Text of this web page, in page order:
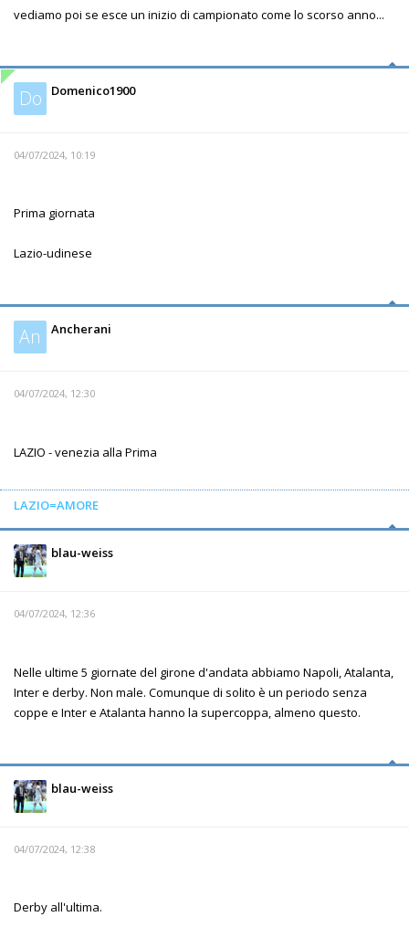
vediamo poi se esce un inizio di campionato come lo scorso anno...
Do Domenico1900
04/07/2024, 10:19
Prima giornata
Lazio-udinese
An Ancherani
04/07/2024, 12:30
LAZIO - venezia alla Prima
LAZIO=AMORE
blau-weiss
04/07/2024, 12:36
Nelle ultime 5 giornate del girone d'andata abbiamo Napoli, Atalanta,
Inter e derby. Non male. Comunque di solito è un periodo senza
coppe e Inter e Atalanta hanno la supercoppa, almeno questo.
blau-weiss
04/07/2024, 12:38
Derby all'ultima.